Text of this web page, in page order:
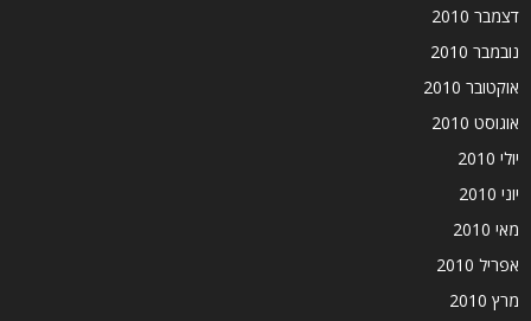
דצמבר 2010
נובמבר 2010
אוקטובר 2010
אוגוסט 2010
יולי 2010
יוני 2010
מאי 2010
אפריל 2010
מרץ 2010